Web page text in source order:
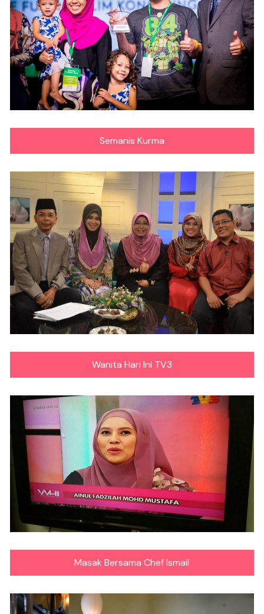
Semanis Kurma
Wanita Hari Ini TV3
Masak Bersama Chef Ismail